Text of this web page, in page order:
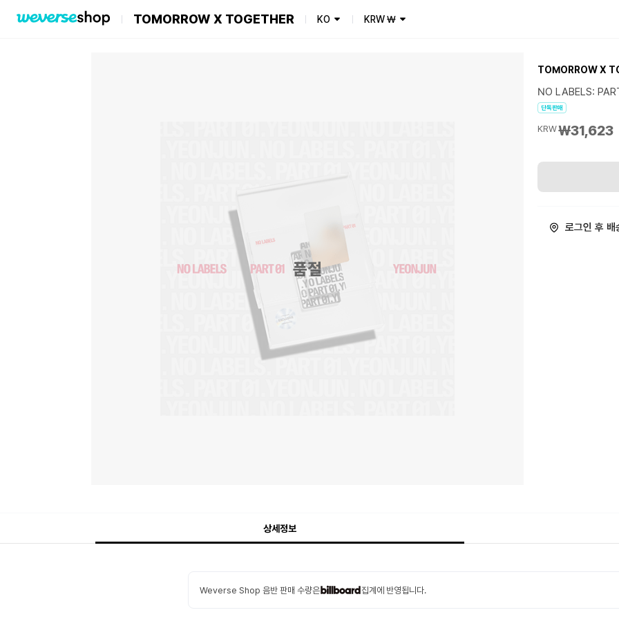
TOMORROW X TOGETHER KO KRW₩
품절
TOMORROW X
NO LABELS:
단독판매
KRW₩31,623
로그인 후 배
상세정보
Weverse Shop 음반 판매 수량은 집계에 반영됩니다.